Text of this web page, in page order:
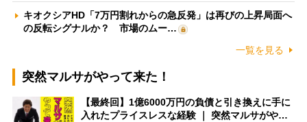
キオクシアHD「7万円割れからの急反発」は再びの上昇局面へ
の反転シグナルか？ 市場のムー…
一覧を見る
突然マルサがやって来た！
【最終回】1億6000万円の負債と引き換えに手に
入れたプライスレスな経験 ｜ 突然マルサがや…